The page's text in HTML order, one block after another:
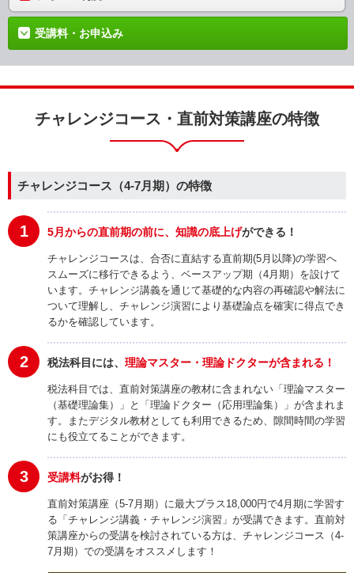
受講料・お申込み
チャレンジコース・直前対策講座の特徴
チャレンジコース（4-7月期）の特徴
1 5月からの直前期の前に、知識の底上げができる！
チャレンジコースは、合否に直結する直前期(5月以降)の学習へ
スムーズに移行できるよう、ベースアップ期（4月期）を設けて
います。チャレンジ講義を通じて基礎的な内容の再確認や解法に
ついて理解し、チャレンジ演習により基礎論点を確実に得点でき
るかを確認しています。
2 税法科目には、 理論マスター・理論ドクターが含まれる！
税法科目では、直前対策講座の教材に含まれない「理論マスター
（基礎理論集）」と「理論ドクター（応用理論集）」が含まれま
す。またデジタル教材としても利用できるため、隙間時間の学習
にも役立てることができます。
3 受講料がお得！
直前対策講座（5-7月期）に最大プラス18,000円で4月期に学習す
る「チャレンジ講義・チャレンジ演習」が受講できます。直前対
策講座からの受講を検討されている方は、チャレンジコース（4-
7月期）での受講をオススメします！